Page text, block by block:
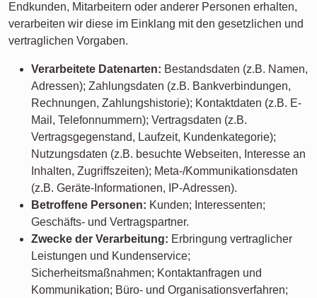
Endkunden, Mitarbeitern oder anderer Personen erhalten,
verarbeiten wir diese im Einklang mit den gesetzlichen und
vertraglichen Vorgaben.
Verarbeitete Datenarten: Bestandsdaten (z.B. Namen,
Adressen); Zahlungsdaten (z.B. Bankverbindungen,
Rechnungen, Zahlungshistorie); Kontaktdaten (z.B. E-
Mail, Telefonnummern); Vertragsdaten (z.B.
Vertragsgegenstand, Laufzeit, Kundenkategorie);
Nutzungsdaten (z.B. besuchte Webseiten, Interesse an
Inhalten, Zugriffszeiten); Meta-/Kommunikationsdaten
(z.B. Geräte-Informationen, IP-Adressen).
Betroffene Personen: Kunden; Interessenten;
Geschäfts- und Vertragspartner.
Zwecke der Verarbeitung: Erbringung vertraglicher
Leistungen und Kundenservice;
Sicherheitsmaßnahmen; Kontaktanfragen und
Kommunikation; Büro- und Organisationsverfahren;